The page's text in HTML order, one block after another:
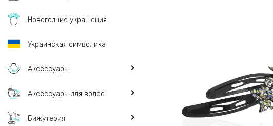
Новогодние украшения
Украинская символика
Аксессуары
Аксессуары для волос
Бижутерия